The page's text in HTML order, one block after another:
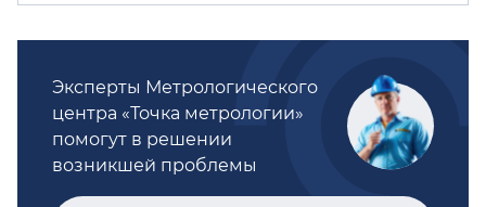
Эксперты Метрологического
центра «Точка метрологии»
помогут в решении
возникшей проблемы